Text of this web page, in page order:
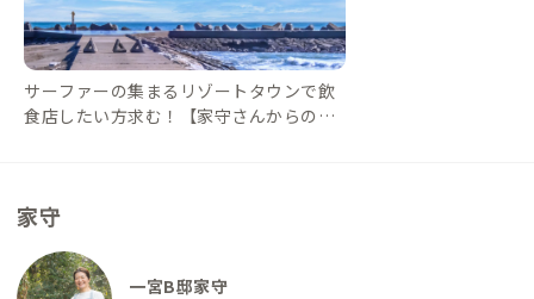
サーファーの集まるリゾートタウンで飲
食店したい方求む！【家守さんからの地
家守
一宮B邸家守